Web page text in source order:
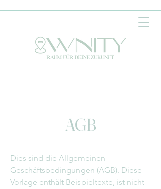
AGB
Dies sind die Allgemeinen
Geschäftsbedingungen (AGB). Diese
Vorlage enthält Beispieltexte, ist nicht